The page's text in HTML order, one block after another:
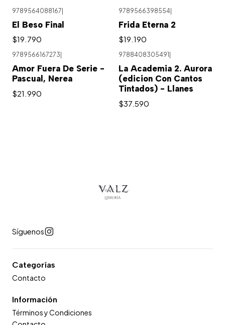
9789564088167
El Beso Final
$19.790
9789566398554
Frida Eterna 2
$19.190
9789566167273
Amor Fuera De Serie -
Pascual, Nerea
$21.990
9788408305491
La Academia 2. Aurora
(edicion Con Cantos
Tintados) - Llanes
$37.590
Síguenos
Categorías
Contacto
Información
Términos y Condiciones